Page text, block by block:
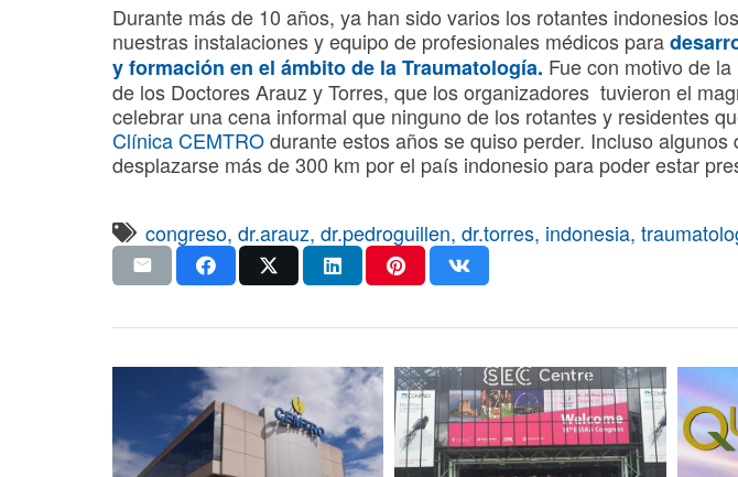
Durante más de 10 años, ya han sido varios los rotantes indonesios
nuestras instalaciones y equipo de profesionales médicos para
y formación en el ámbito de laTraumatología. Fue con motivo de
de los Doctores Arauz y Torres, que los organizadores tuvieron el
celebrar una cena informal que ninguno de los rotantes y residentes
Clínica CEMTROdurante estos años se quiso perder. Incluso algunos
desplazarse más de 300 km por el país indonesio para poder estar
congreso,dr.arauz,dr.pedroguillen,dr.torres, indonesia,